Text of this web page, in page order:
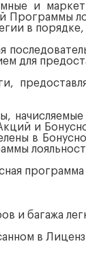
и
Программы
в
для
и
в
и багажа
в